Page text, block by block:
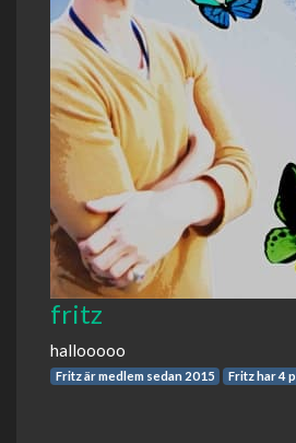
fritz
hallooooo
Fritz är medlem sedan 2015 Fritz har 4